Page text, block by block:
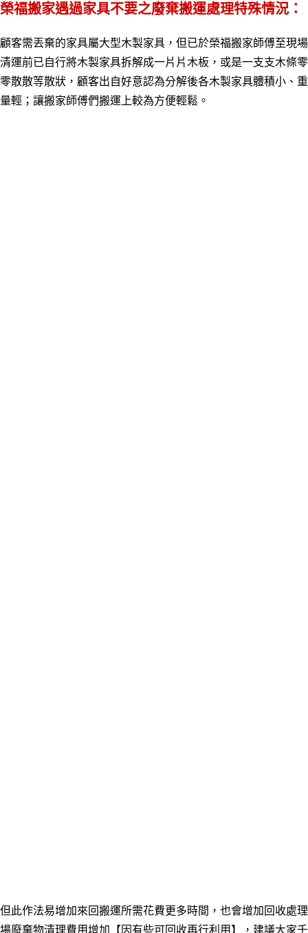
榮福搬家遇過家具不要之廢棄搬運處理特殊情況：
顧客需丟棄的家具屬大型木製家具，但已於榮福搬家師傅至現場
清運前已自行將木製家具拆解成一片片木板，或是一支支木條零
零散散等散狀，顧客出自好意認為分解後各木製家具體積小、重
量輕 ； 讓搬家師傅們搬運上較為方便輕鬆。
但此作法易增加來回搬運所需花費更多時間，也會增加回收處理
場廢棄物清理費用增加【因有些可回收再行利用】， 建議大家千